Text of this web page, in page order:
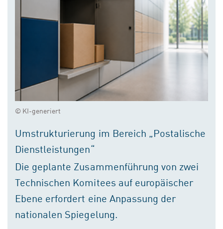
© KI-generiert
Umstrukturierung im Bereich „Postalische
Dienstleistungen“
Die geplante Zusammenführung von zwei
Technischen Komitees auf europäischer
Ebene erfordert eine Anpassung der
nationalen Spiegelung.